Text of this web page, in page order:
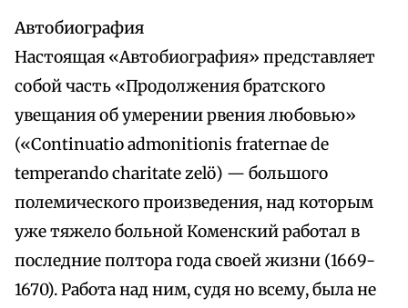
Автобиография
Настоящая «Автобиография» представляет
собой часть «Продолжения братского
увещания об умерении рвения любовью»
(«Continuatio admonitionis fraternae de
temperando charitate zelö) — большого
полемического произведения, над которым
уже тяжело больной Коменский работал в
последние полтора года своей жизни (1669-
1670). Работа над ним, судя но всему, была не